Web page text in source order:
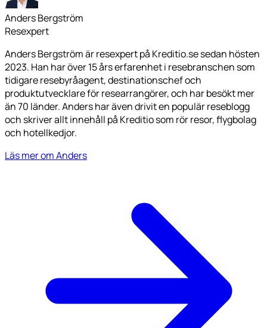
Anders Bergström
Resexpert
Anders Bergström är resexpert på Kreditio.se sedan hösten
2023. Han har över 15 års erfarenhet i resebranschen som
tidigare resebyråagent, destinationschef och
produktutvecklare för researrangörer, och har besökt mer
än 70 länder. Anders har även drivit en populär reseblogg
och skriver allt innehåll på Kreditio som rör resor, flygbolag
och hotellkedjor.
Läs mer om Anders